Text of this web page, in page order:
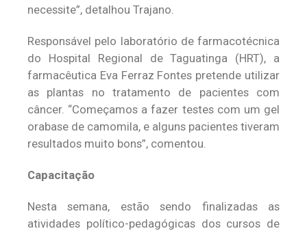
necessite”, detalhou Trajano.
Responsável pelo laboratório de farmacotécnica
do Hospital Regional de Taguatinga (HRT), a
farmacêutica Eva Ferraz Fontes pretende utilizar
as plantas no tratamento de pacientes com
câncer. “Começamos a fazer testes com um gel
orabase de camomila, e alguns pacientes tiveram
resultados muito bons”, comentou.
Capacitação
Nesta semana, estão sendo finalizadas as
atividades político-pedagógicas dos cursos de